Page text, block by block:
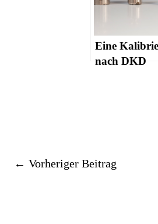
Eine
nach DKD
← Vorheriger Beitrag